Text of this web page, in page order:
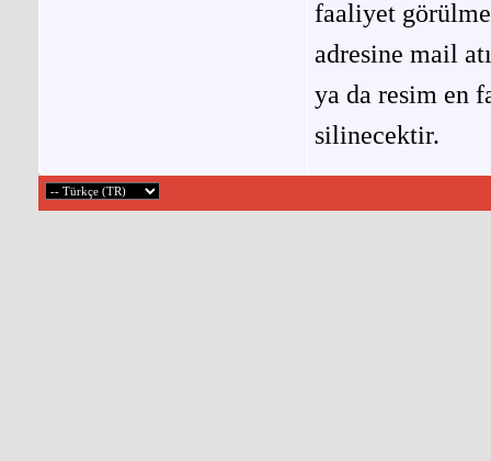
faaliyet
adresine mail
ya da resim en
silinecektir.